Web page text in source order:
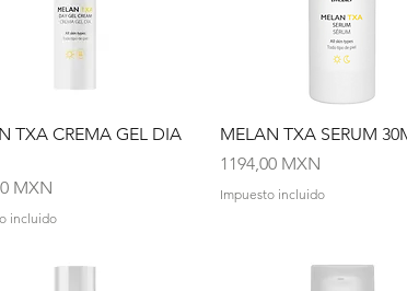
Vista rápida
TXA CREMA GEL DIA
MXN
incluido
Vista rápida
MELAN TXA SERUM
Precio
1194,00 MXN
Impuesto incluido